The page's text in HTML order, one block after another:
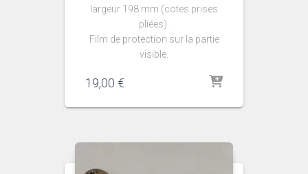
largeur 198 mm (cotes prises
pliées).
Film de protection sur la partie
visible.
19,00 €